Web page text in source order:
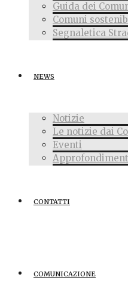
Guida dei
Comuni
Segnaletica
NEWS
Notizie
Le notizie dai
Eventi
CONTATTI
COMUNICAZIONE